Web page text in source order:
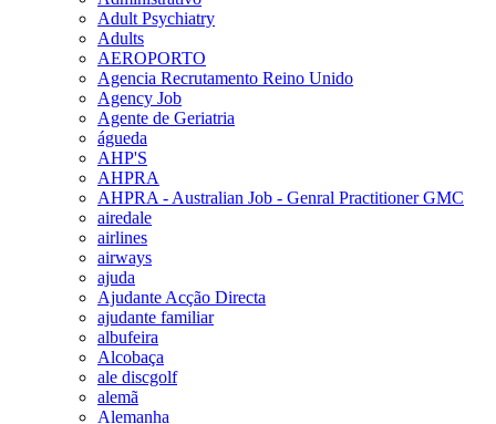
Adult Psychiatry
Adults
AEROPORTO
Agencia Recrutamento Reino Unido
Agency Job
Agente de Geriatria
águeda
AHP'S
AHPRA
AHPRA - Australian Job - Genral Practitioner GMC
airedale
airlines
airways
ajuda
Ajudante Acção Directa
ajudante familiar
albufeira
Alcobaça
ale discgolf
alemã
Alemanha